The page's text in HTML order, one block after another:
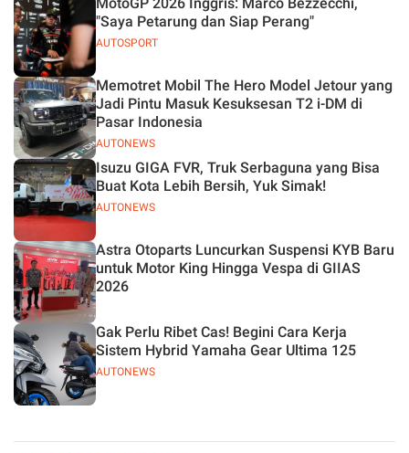
AUTOSPORT
"Saya Petarung dan Siap Perang"
AUTONEWS
Memotret Mobil The Hero Model Jetour yang
Jadi Pintu Masuk Kesuksesan T2 i-DM di
Pasar Indonesia
AUTONEWS
Isuzu GIGA FVR, Truk Serbaguna yang Bisa
Buat Kota Lebih Bersih, Yuk Simak!
Astra Otoparts Luncurkan Suspensi KYB Baru
untuk Motor King Hingga Vespa di GIIAS
2026
AUTONEWS
Gak Perlu Ribet Cas! Begini Cara Kerja
Sistem Hybrid Yamaha Gear Ultima 125